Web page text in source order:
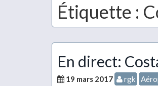
Étiquette :
En direct:
19 mars 2017 rgk